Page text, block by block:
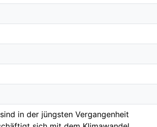
in der jüngsten Vergangenheit